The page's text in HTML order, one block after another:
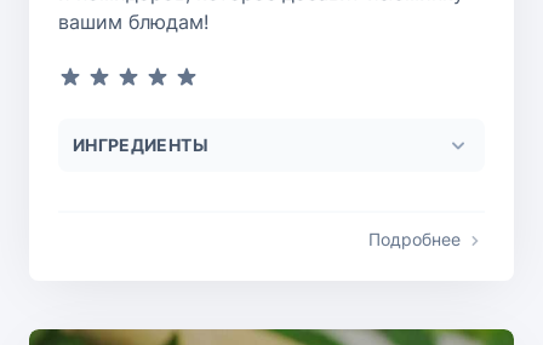
вашим блюдам!
ИНГРЕДИЕНТЫ
Подробнее